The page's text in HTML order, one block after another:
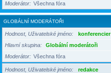
Moderátor
Všechna fóra
GLOBÁLNÍ MODERÁTOŘI
Hodnost, Uživatelské jméno
konferencier
Hlavní skupina
Globální moderátoři
Moderátor
Všechna fóra
Hodnost, Uživatelské jméno
redakce